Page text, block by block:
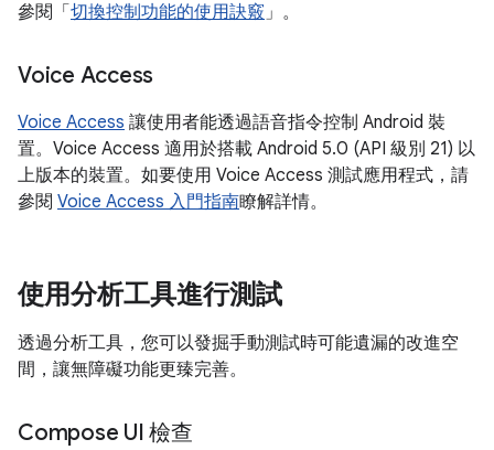
參閱「 切換控制功能的使用訣竅」。
Voice Access
Voice Access 讓使用者能透過語音指令控制 Android 裝
置。Voice Access 適用於搭載 Android 5.0 (API 級別 21) 以
上版本的裝置。如要使用 Voice Access 測試應用程式，請
參閱 Voice Access 入門指南瞭解詳情。
使用分析工具進行測試
透過分析工具，您可以發掘手動測試時可能遺漏的改進空
間，讓無障礙功能更臻完善。
Compose UI 檢查